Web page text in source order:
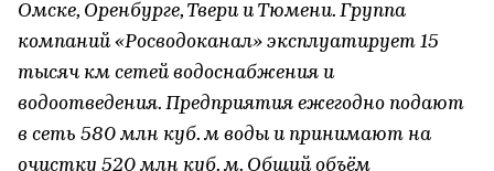
Омске, Оренбурге, Твери и Тюмени. Группа
компаний «Росводоканал» эксплуатирует 15
тысяч км сетей водоснабжения и
водоотведения. Предприятия ежегодно подают
в сеть 580 млн куб. м воды и принимают на
очистку 520 млн куб. м. Общий объём